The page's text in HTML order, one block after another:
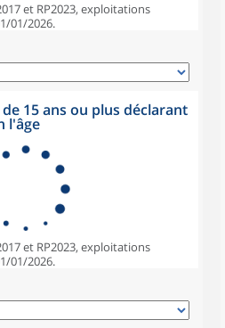
et RP2023, exploitations
01/2026.
15 ans ou plus déclarant
l'âge
et RP2023, exploitations
01/2026.